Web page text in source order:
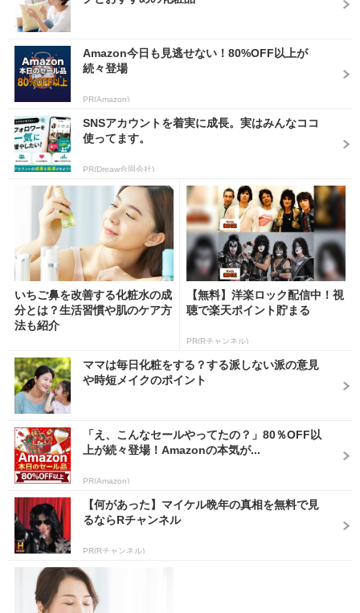
Amazon今日も見逃せない！80%OFF以上が
続々登場
PR(Amazon)
SNSアカウントを着実に成長。実はみんなココ
使ってます。
PR(Dreaw合同会社)
いちご鼻を改善する化粧水の成
分とは？生活習慣や肌のケア方
法も紹介
【無料】洋楽ロック配信中！視
聴で楽天ポイント貯まる
PR(Rチャンネル)
ママは毎日化粧をする？する派しない派の意見
や時短メイクのポイント
「え、こんなセールやってたの？」80％OFF以
上が続々登場！Amazonの本気が...
PR(Amazon)
【何があった】マイケル晩年の真相を無料で見
るならRチャンネル
PR(Rチャンネル)